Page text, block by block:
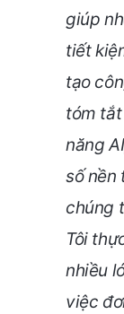
giúp
tiết
tạo
tóm
năng
số nền
chúng
Tôi
nhiều
việc